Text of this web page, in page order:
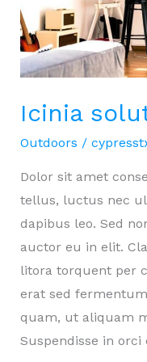
Icinia
Outdoors /
Dolor sit amet
tellus, luctus nec
dapibus leo. Sed
auctor eu in elit.
litora torquent per
erat sed
quam, ut aliquam
Suspendisse in